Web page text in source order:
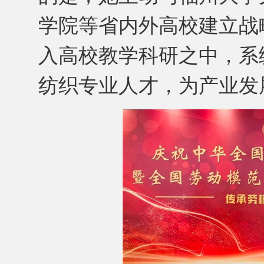
学院等省内外高校建立
入高校教学科研之中，
纺织专业人才，为产业